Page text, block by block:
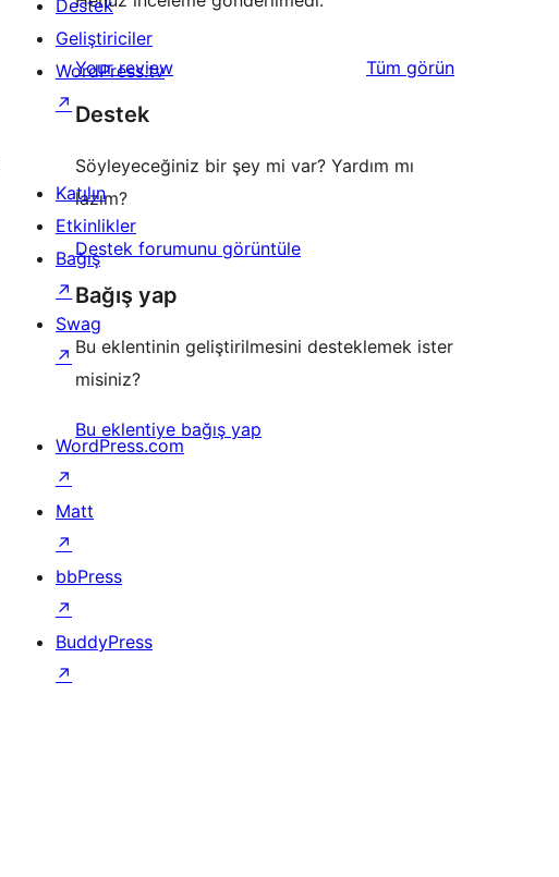
Your review Tüm değerlendirmeleri
görün
Destek
Söyleyeceğiniz bir şey mi var? Yardım mı
lazım?
Destek forumunu görüntüle
Bağış yap
Bu eklentinin geliştirilmesini desteklemek ister
misiniz?
Bu eklentiye bağış yap
Destek
Geliştiriciler
WordPress.tv
↗
Katılın
Etkinlikler
Bağış
↗
Swag
↗
WordPress.com
↗
Matt
↗
bbPress
↗
BuddyPress
↗